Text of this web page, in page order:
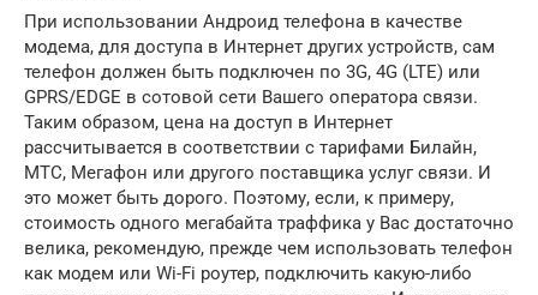
При использовании Андроид телефона в качестве
модема, для доступа в Интернет других устройств, сам
телефон должен быть подключен по 3G, 4G (LTE) или
GPRS/EDGE в сотовой сети Вашего оператора связи.
Таким образом, цена на доступ в Интернет
рассчитывается в соответствии с тарифами Билайн,
МТС, Мегафон или другого поставщика услуг связи. И
это может быть дорого. Поэтому, если, к примеру,
стоимость одного мегабайта траффика у Вас достаточно
велика, рекомендую, прежде чем использовать телефон
как модем или Wi-Fi роутер, подключить какую-либо